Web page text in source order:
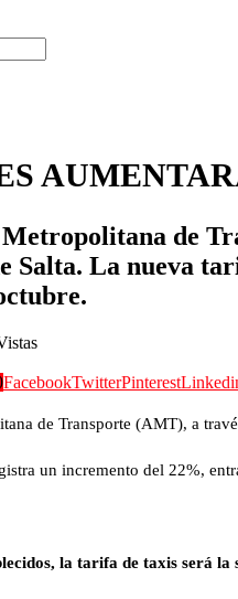
de
Salta. La nueva
FacebookTwitterPinterest
de Transporte (AMT), a
un incremento del 22%,
la tarifa de taxis será la